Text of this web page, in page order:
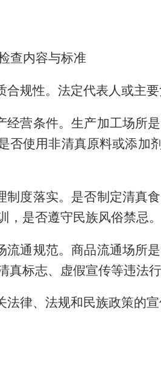
查内容与标准
合规性。 法定代表人或主
经营条件。生产加工场所
否使用非清真原料或添加剂
制度落实。 是否制定清真
，是否遵守民族风俗禁忌。
流通规范。商品流通场所
真标志、虚假宣传等违法
法律、法规和民族政策的